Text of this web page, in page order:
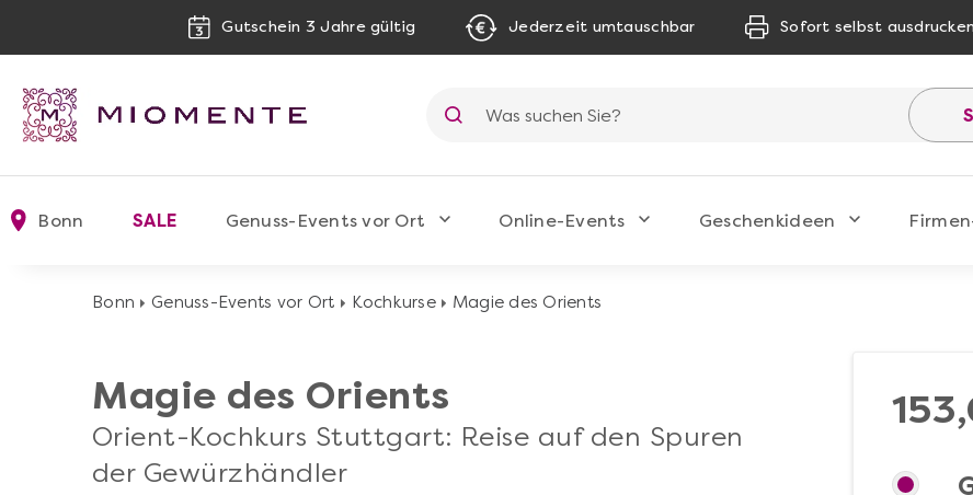
Gutschein 3 Jahre gültig Jederzeit umtauschbar Sofort selbst ausdrucken
Bonn SALE Genuss-Events vor Ort Online-Events Geschenkideen
Bonn Genuss-Events vor Ort Kochkurse Magie des Orients
Magie des Orients
Orient-Kochkurs Stuttgart: Reise auf den Spuren
der Gewürzhändler